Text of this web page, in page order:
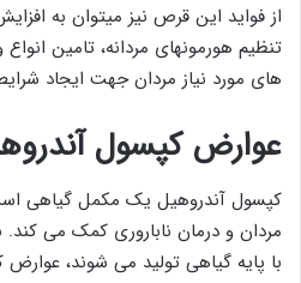
از فواید این قرص نیز میتوان به
تنظیم هورمونهای مردانه، تامین
های مورد نیاز مردان جهت ایجاد
عوارض کپسول
کپسول آندروهیل یک مکمل گیاهی
مردان و درمان ناباروری کمک می
با پایه گیاهی تولید می شوند، عوارض